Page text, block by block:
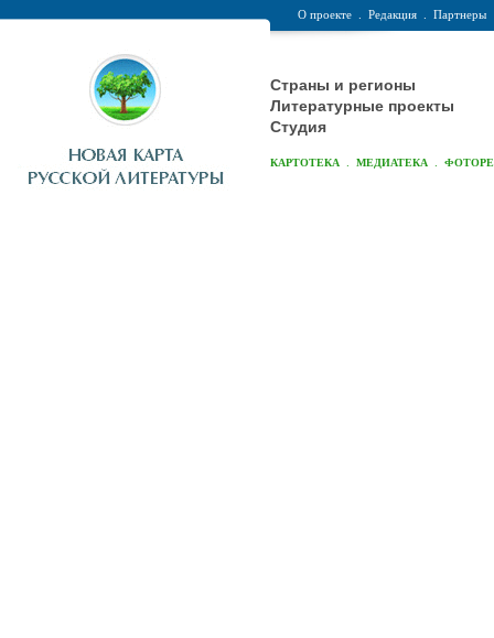
О проекте Редакция Партнеры
Страны и регионы
Литературные проекты
Студия
КАРТОТЕКА МЕДИАТЕКА